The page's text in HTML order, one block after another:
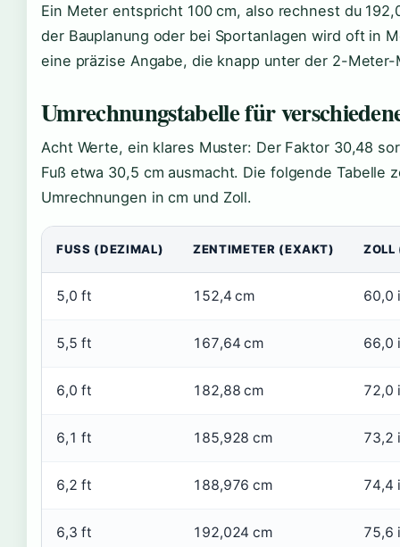
Ein Meter entspricht 100 cm, also rechnest du
der Bauplanung oder bei Sportanlagen wird oft in
eine präzise Angabe, die knapp unter der 2-
Umrechnungstabelle für
Acht Werte, ein klares Muster: Der Faktor 30,48
Fuß etwa 30,5 cm ausmacht. Die folgende Tabelle
Umrechnungen in cm und Zoll.
FUSS (DEZIMAL) ZENTIMETER (EXAKT) ZOLL
5,0 ft 152,4 cm 60,0
5,5 ft 167,64 cm 66,0
6,0 ft 182,88 cm 72,0
6,1 ft 185,928 cm 73,2
6,2 ft 188,976 cm 74,4
6,3 ft 192,024 cm 75,6